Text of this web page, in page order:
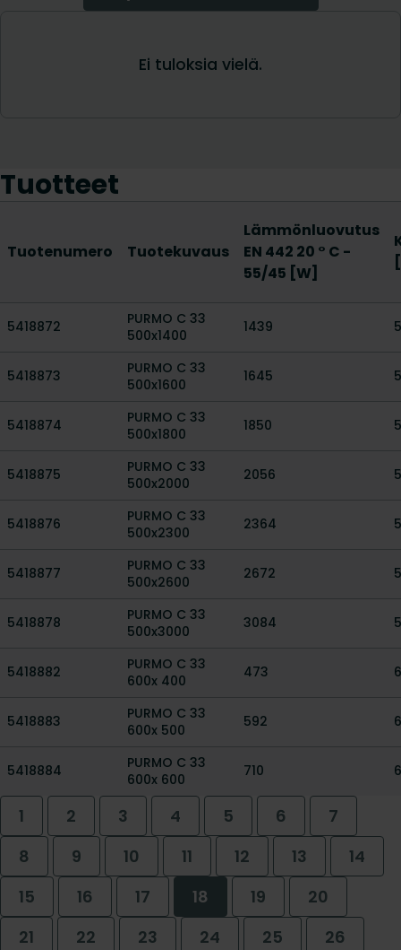
Tuotteet
Tuotenumero Tuotekuvaus
Lämmönluovutus
EN 442 20 ° C -
55/45 [W]
5418872
PURMO C 33
500x1400
1439
5418873
PURMO C 33
500x1600
1645
5418874
PURMO C 33
500x1800
1850
5418875
PURMO C 33
500x2000
2056
5418876
PURMO C 33
500x2300
2364
5418877
PURMO C 33
500x2600
2672
5418878
PURMO C 33
500x3000
3084
5418882
PURMO C 33
600x 400
473
5418883
PURMO C 33
600x 500
592
5418884
PURMO C 33
600x 600
710
1 2 3 4 5 6
7
8
9 10 11 12 13
14
15
16 17 18 19
20
21
22 23 24 25 26